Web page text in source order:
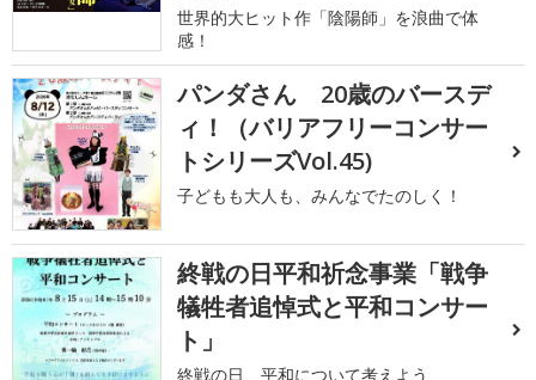
世界的大ヒット作「陰陽師」を浪曲で体
感！
パンダさん 20歳のバースデ
ィ！（バリアフリーコンサー
トシリーズVol.45)
子どもも大人も、みんなでたのしく！
終戦の日平和祈念事業「戦争
犠牲者追悼式と平和コンサー
ト」
終戦の日、平和について考えよう